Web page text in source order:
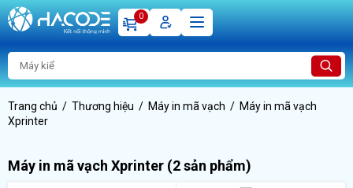
0
Trang chủ Thương hiệu Máy in mã vạch
Máy in mã vạch
Xprinter
Máy in mã vạch Xprinter (2 sản phẩm)